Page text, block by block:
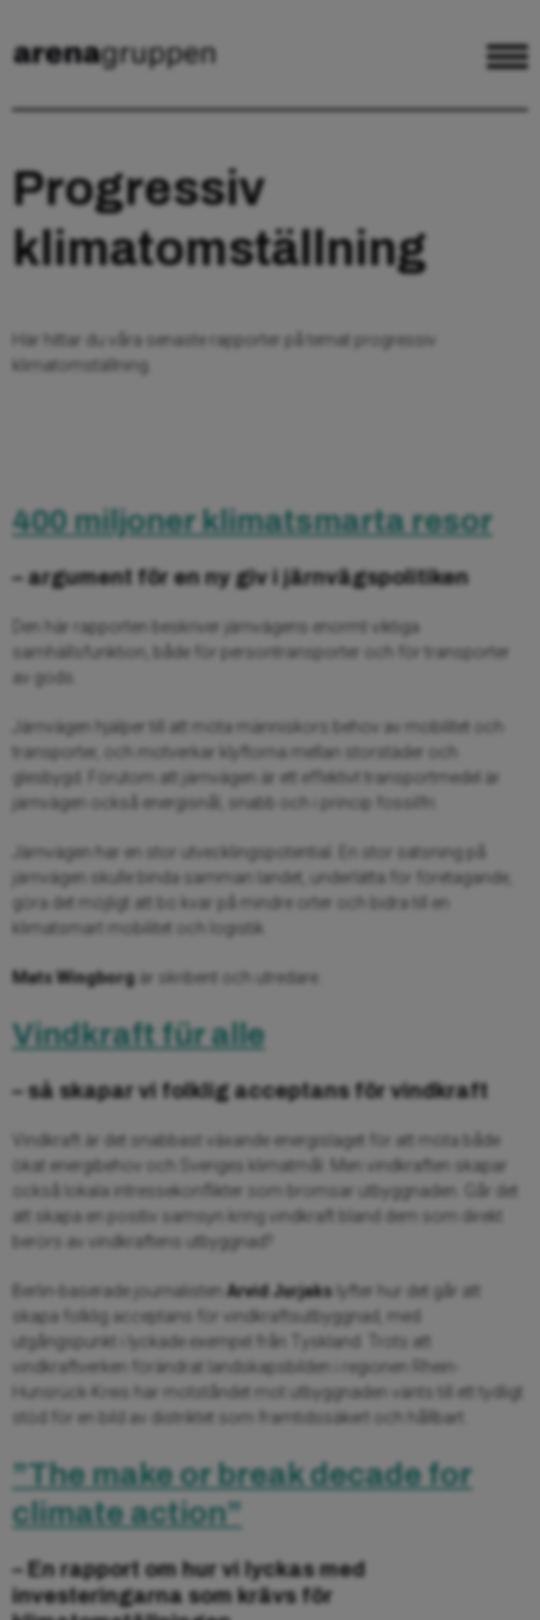
Progressiv
klimatomställning
Här hittar du våra senaste rapporter på temat progressiv
klimatomställning.
400 miljoner klimatsmarta resor
– argument för en ny giv i järnvägspolitiken
Den här rapporten beskriver järnvägens enormt viktiga
samhällsfunktion, både för persontransporter och för transporter
av gods.
Järnvägen hjälper till att möta människors behov av mobilitet och
transporter, och motverkar klyftorna mellan storstäder och
glesbygd. Förutom att järnvägen är ett effektivt transportmedel är
järnvägen också energisnål, snabb och i princip fossilfri.
Järnvägen har en stor utvecklingspotential. En stor satsning på
järnvägen skulle binda samman landet, underlätta för företagande,
göra det möjligt att bo kvar på mindre orter och bidra till en
klimatsmart mobilitet och logistik.
Mats Wingborgär skribent och utredare.
Vindkraft für alle
– så skapar vi folklig acceptans för vindkraft
Vindkraft är det snabbast växande energislaget för att möta både
ökat energibehov och Sveriges klimatmål. Men vindkraften skapar
också lokala intressekonflikter som bromsar utbyggnaden. Går det
att skapa en positiv samsyn kring vindkraft bland dem som direkt
berörs av vindkraftens utbyggnad?
Berlin-baserade journalisten Arvid Jurjaks lyfter hur det går att
skapa folklig acceptans för vindkraftsutbyggnad, med
utgångspunkt i lyckade exempel från Tyskland. Trots att
vindkraftverken förändrat landskapsbilden i regionen Rhein-
Hunsrück-Kreis har motståndet mot utbyggnaden vänts till ett tydligt
stöd för en bild av distriktet som framtidssäkert och hållbart.
”The make or break decade for
climate action”
– En rapport om hur vi lyckas med
investeringarna som krävs för